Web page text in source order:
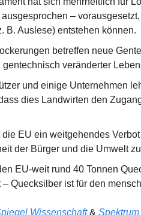
–
B. Auslese) entstehen können.
betreffen neue
veränderter
und einige Unternehmen
dies Landwirten den
EU ein weitgehendes
der Bürger und die Umwelt
EU-weit rund 40 Tonnen
Quecksilber ist für den
Wissenschaft & Spektrum